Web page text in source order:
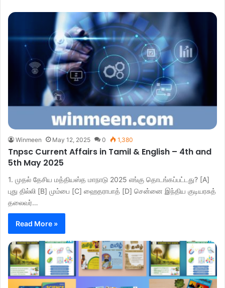
Winmeen May 12, 2025 0 1,380
Tnpsc Current Affairs in Tamil & English – 4th and
5th May 2025
1. முதல் தேசிய மத்தியஸ்த மாநாடு 2025 எங்கு தொடங்கப்பட்டது? [A]
புது தில்லி [B] மும்பை [C] ஹைதராபாத் [D] சென்னை இந்திய குடியரசுத்
தலைவர்…
Read More »